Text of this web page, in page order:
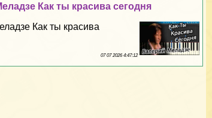
Как ты красива сегодня
Как ты красива
07 07 2026 4:47:12